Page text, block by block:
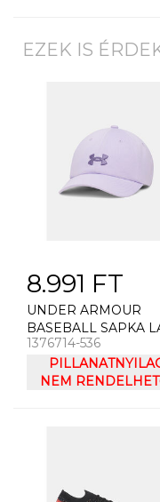
EZEK IS
8.991 FT
UNDER ARMOUR
BASEBALL SAPKA
BASEBALL SAPKA
UNDER ARMOUR G
BLITZING LOW ADJ
1376714-536
NEM